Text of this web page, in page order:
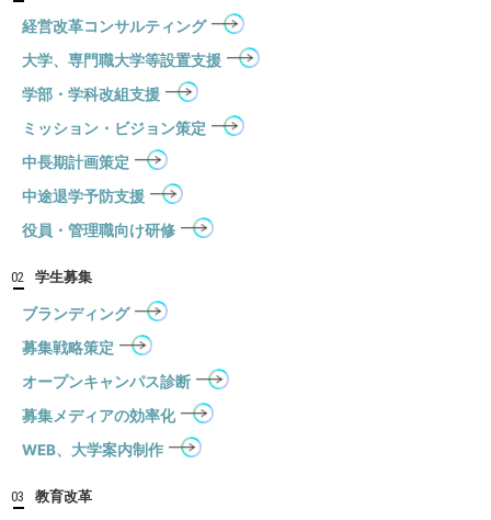
経営改革コンサルティング
大学、専門職大学等設置支援
学部・学科改組支援
ミッション・ビジョン策定
中長期計画策定
中途退学予防支援
役員・管理職向け研修
02 学生募集
ブランディング
募集戦略策定
オープンキャンパス診断
募集メディアの効率化
WEB、大学案内制作
03 教育改革